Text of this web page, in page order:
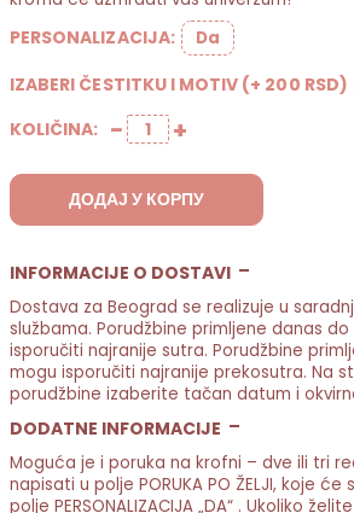
PERSONALIZACIJA: Da
IZABERI ČESTITKU I MOTIV (+ 200 RSD)
KOLIČINA: −
Galaxy количина +
ДОДАЈ У КОРПУ
INFORMACIJE O DOSTAVI
Dostava za Beograd se realizuje u
službama. Porudžbine primljene danas do
isporučiti najranije sutra. Porudžbine
mogu isporučiti najranije prekosutra. Na
porudžbine izaberite tačan datum i
DODATNE INFORMACIJE
Moguća je i poruka na krofni – dve ili tri
napisati u polje PORUKA PO ŽELJI, koje
polje PERSONALIZACIJA „DA“ . Ukoliko